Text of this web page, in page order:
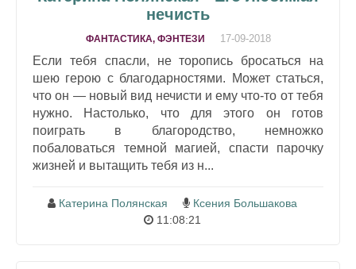
нечисть
ФАНТАСТИКА, ФЭНТЕЗИ 17-09-2018
Если тебя спасли, не торопись бросаться на
шею герою с благодарностями. Может статься,
что он — новый вид нечисти и ему что-то от тебя
нужно. Настолько, что для этого он готов
поиграть в благородство, немножко
побаловаться темной магией, спасти парочку
жизней и вытащить тебя из н...
Катерина Полянская
Ксения Большакова
11:08:21